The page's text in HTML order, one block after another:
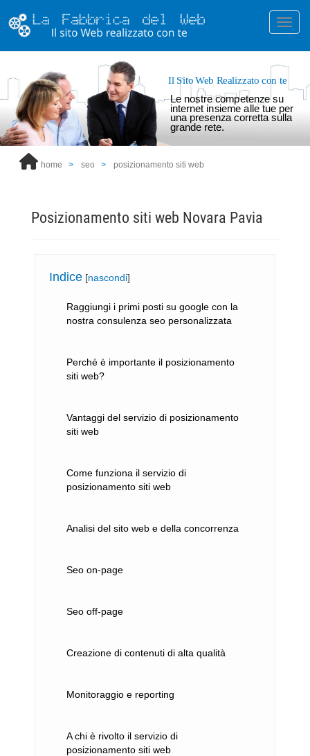
Il Sito Web Realizzato con te
Le nostre competenze su
internet insieme alle tue per
una presenza corretta sulla
grande rete.
home seo posizionamento siti web
Posizionamento siti web Novara Pavia
Indice [nascondi]
Raggiungi i primi posti su google con la
nostra consulenza seo personalizzata
Perché è importante il posizionamento
siti web?
Vantaggi del servizio di posizionamento
siti web
Come funziona il servizio di
posizionamento siti web
Analisi del sito web e della concorrenza
Seo on-page
Seo off-page
Creazione di contenuti di alta qualità
Monitoraggio e reporting
A chi è rivolto il servizio di
posizionamento siti web